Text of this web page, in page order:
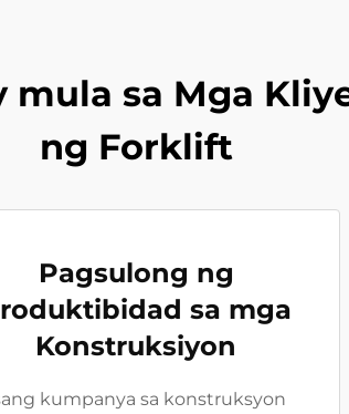
mula sa Mga
ng Forklift
Pagsulong ng
sa mga
Konstruksiyon
kumpanya sa konstruksyon